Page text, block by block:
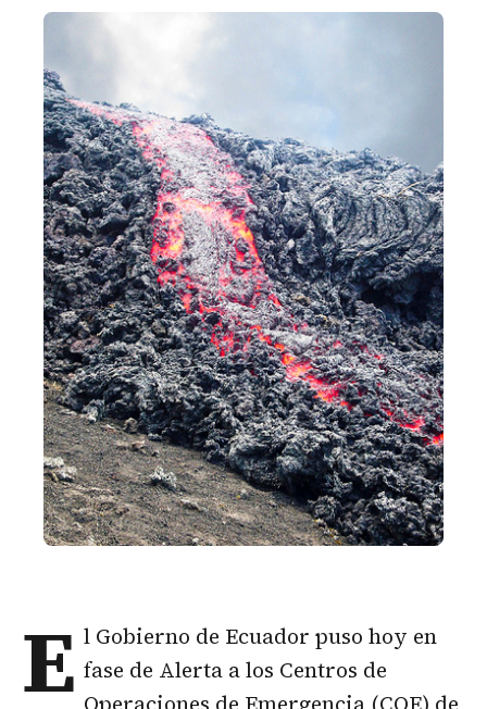
E l Gobierno de Ecuador puso hoy en
fase de Alerta a los Centros de
Operaciones de Emergencia (COE) de